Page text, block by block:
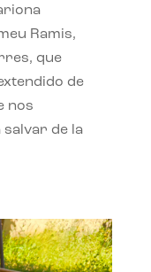
Ramis,
que
de
nos
de la